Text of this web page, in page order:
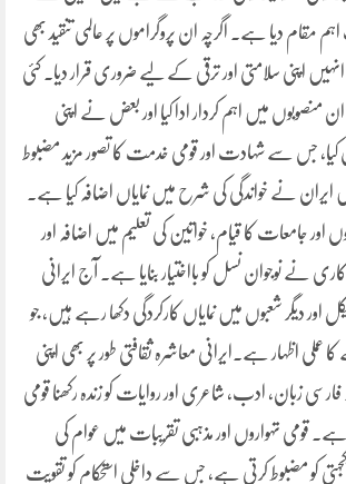
مقام دیا ہے۔ اگرچہ ان پروگراموں پر عالمی تنقید بھی
اپنی سلامتی اور ترقی کے لیے ضروری قرار دیا۔ کئی
منصوبوں میں اہم کردار ادا کیا اور بعض نے اپنی
کیا، جس سے شہادت اور قومی خدمت کا تصور مزید مضبوط
ایران نے خواندگی کی شرح میں نمایاں اضافہ کیا ہے۔
اور جامعات کا قیام، خواتین کی تعلیم میں اضافہ اور
کاری نے نوجوان نسل کو بااختیار بنایا ہے۔ آج ایرانی
اور دیگر شعبوں میں نمایاں کارکردگی دکھا رہے ہیں، جو
اظہار ہے۔ایرانی معاشرہ ثقافتی طور پر بھی اپنی
زبان، ادب، شاعری اور روایات کو زندہ رکھنا قومی
ہے۔ قومی تہواروں اور مذہبی تقریبات میں عوام کی
کو مضبوط کرتی ہے، جس سے داخلی استحکام کو تقویت